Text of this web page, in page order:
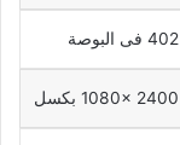
402 فى البوصة
1080x 2400 بكسل